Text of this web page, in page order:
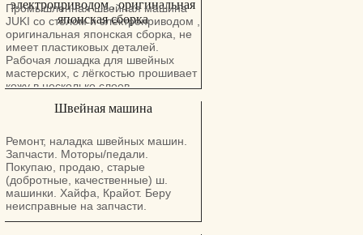
электроприводом , оригинальная
японская сборка
Промышленная швейная машина
JUKI со столом и электроприводом ,
оригинальная японская сборка, не
имеет пластиковых деталей.
Рабочая лошадка для швейных
мастерских, с лёгкостью прошивает
кожу в несколько слоев,
лет в одних руках в домашних
готова к любым испытаниям. Есть
возможность дешёвой доставки в
любую точку страны после оплаты
на месте. Цена: 1499 шекелей.
Тел.: 0508431803. Можно звонить в
шабат.
Швейная машина
Ремонт, наладка швейных машин.
Запчасти. Моторы/педали.
Покупаю, продаю, старые
(добротные, качественные) ш.
машинки. Хайфа, Крайот. Беру
неисправные на запчасти.